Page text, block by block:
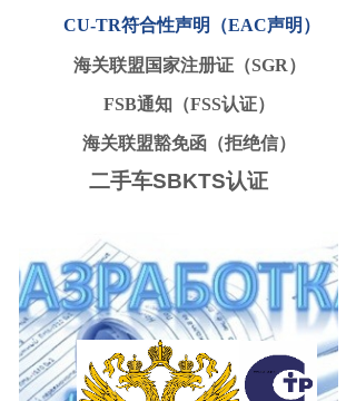
CU-TR符合性声明（EAC声明 ）
海关联盟 国家注册证（SGR）
FSB通知（FSS认证）
海关联盟豁免函（拒绝信）
二手车SBKTS认证